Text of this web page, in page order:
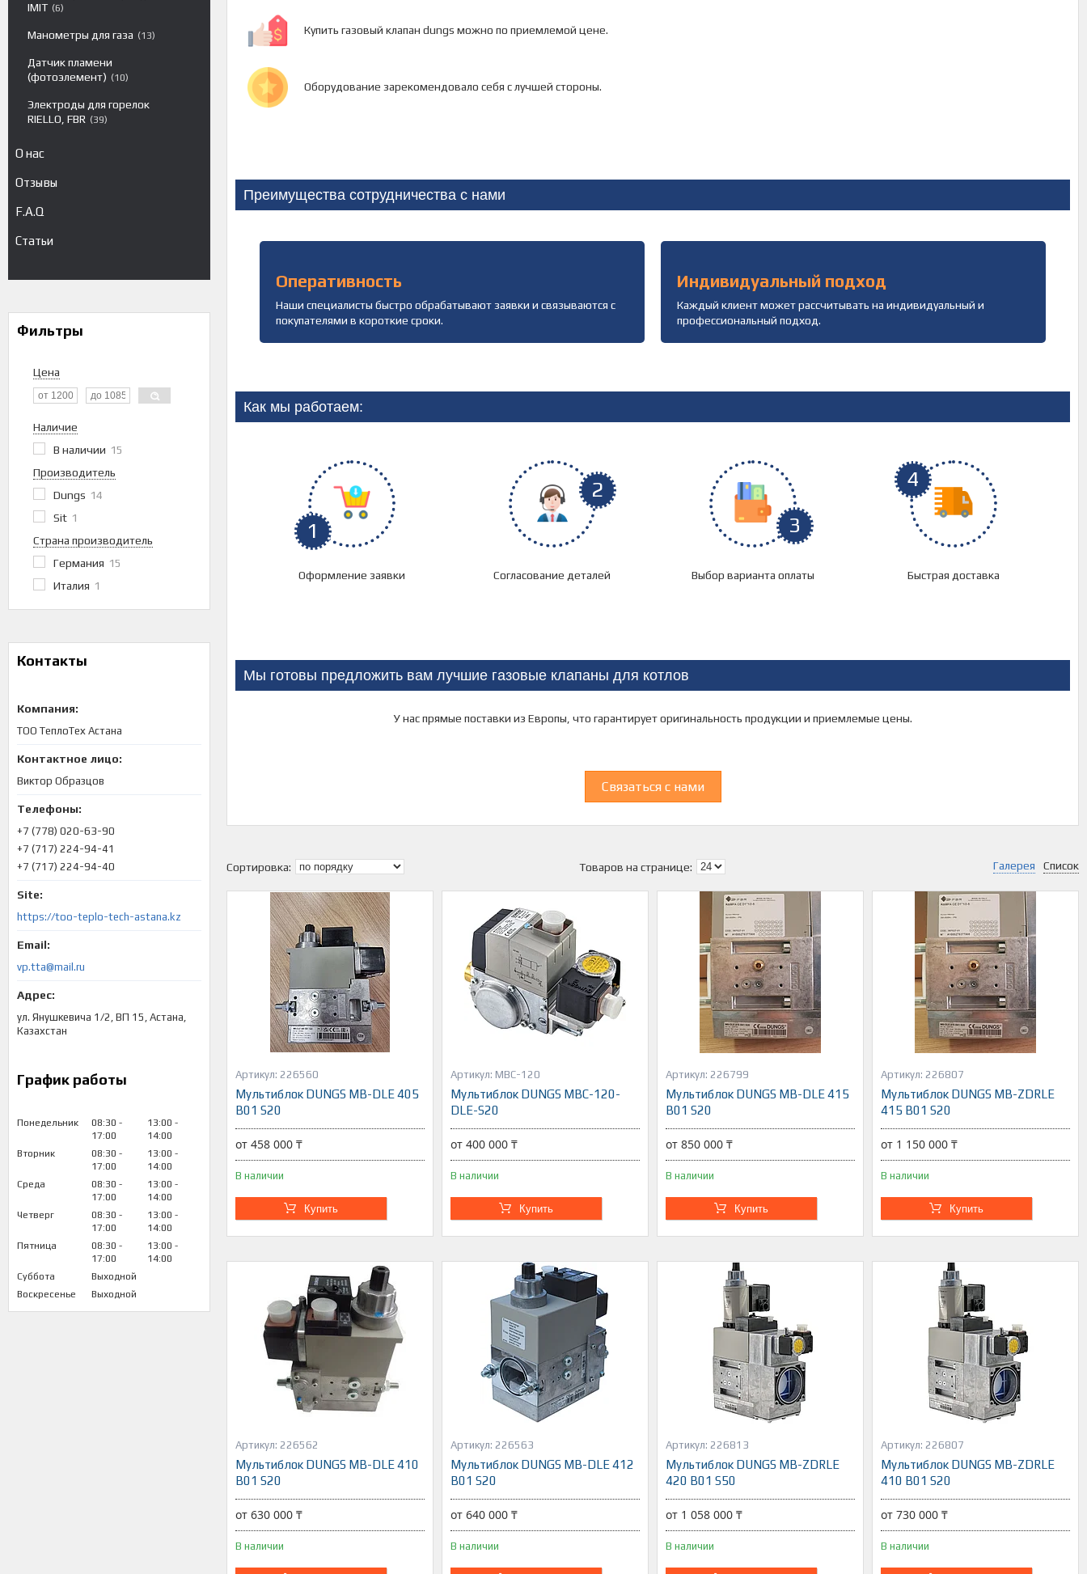
IMIT
6
Манометры для газа 13
Датчик пламени
(фотоэлемент)
10
Электроды для горелок
RIELLO, FBR
39
О нас
Отзывы
F.A.Q
Статьи
Фильтры
Цена
Наличие
В наличии 15
Производитель
Dungs 14
Sit 1
Страна производитель
Германия 15
Италия 1
Контакты
ТОО ТеплоТех Астана
Виктор Образцов
+7 (778) 020-63-90
+7 (717) 224-94-41
+7 (717) 224-94-40
https://too-teplo-tech-astana.kz
vp.tta@mail.ru
ул. Янушкевича 1/2, ВП 15, Астана,
Казахстан
График работы
Понедельник
08:30
17:00
13:00
14:00
Вторник
08:30
17:00
13:00
14:00
Среда
08:30
17:00
13:00
14:00
Четверг
08:30
17:00
13:00
14:00
Пятница
08:30
17:00
13:00
14:00
Суббота
Выходной
Воскресенье
Выходной
Купить газовый клапан dungs можно по приемлемой цене.
Оборудование зарекомендовало себя с лучшей стороны.
Преимущества сотрудничества с нами
Оперативность
Наши специалисты быстро обрабатывают заявки и связываются с
покупателями в короткие сроки.
Индивидуальный подход
Каждый клиент может рассчитывать на индивидуальный и
профессиональный подход.
Как мы работаем:
1
Оформление заявки
2
Согласование деталей
3
Выбор варианта оплаты
4
Быстрая доставка
Мы готовы предложить вам лучшие газовые клапаны для котлов
У нас прямые поставки из Европы, что гарантирует оригинальность продукции и приемлемые цены.
Связаться с нами
Галерея Список
226560
Мультиблок DUNGS MB-DLE 405
B01 S20
от 458 000 ₸
В наличии
Купить
MBC-120
Мультиблок DUNGS MBC-120-
DLE-S20
от 400 000 ₸
В наличии
Купить
226799
Мультиблок DUNGS MB-DLE 415
B01 S20
от 850 000 ₸
В наличии
Купить
226807
Мультиблок DUNGS MB-ZDRLE
415 B01 S20
от 1 150 000 ₸
В наличии
Купить
226562
Мультиблок DUNGS MB-DLE 410
B01 S20
от 630 000 ₸
В наличии
226563
Мультиблок DUNGS MB-DLE 412
B01 S20
от 640 000 ₸
В наличии
226813
Мультиблок DUNGS MB-ZDRLE
420 B01 S50
от 1 058 000 ₸
В наличии
226807
Мультиблок DUNGS MB-ZDRLE
410 B01 S20
от 730 000 ₸
В наличии